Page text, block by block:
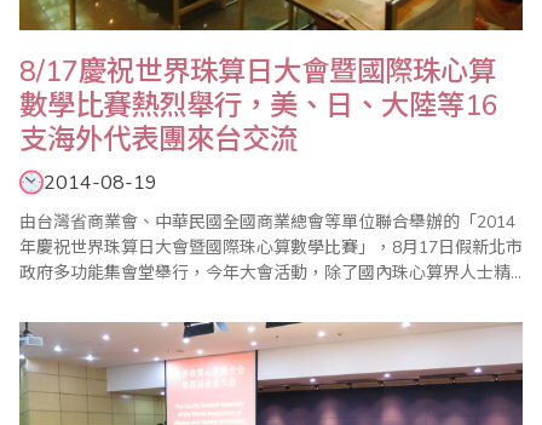
8/17慶祝世界珠算日大會暨國際珠心算
數學比賽熱烈舉行，美、日、大陸等16
支海外代表團來台交流
2014-08-19
由台灣省商業會、中華民國全國商業總會等單位聯合舉辦的「2014
年慶祝世界珠算日大會暨國際珠心算數學比賽」，8月17日假新北市
政府多功能集會堂舉行，今年大會活動，除了國內珠心算界人士精
共達16支，引起高度注目；另一大特色是，舉辦了祖孫樂活珠算趣
味競賽以及傳票賽表演，以寓教於樂方式推廣珠心算教育、增進親
子關係，並強調珠心算除了傳統的啟迪兒..